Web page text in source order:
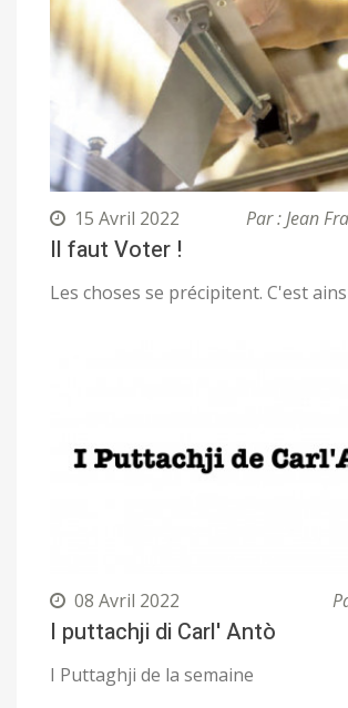
15 Avril 2022 Par : Jean
Il faut Voter !
Les choses se précipitent. C'est
08 Avril 2022
I puttachji di Carl' Antò
I Puttaghji de la semaine